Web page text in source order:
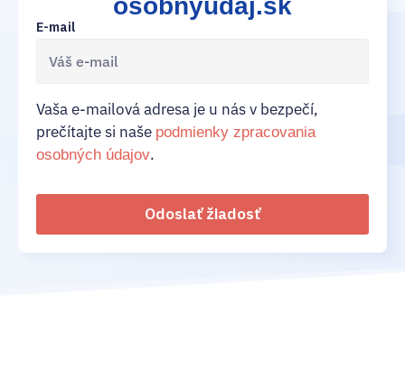
osobnyudaj.sk
E-mail
Vaša e-mailová adresa je u nás v bezpečí,
prečítajte si naše podmienky zpracovania
osobných údajov.
Odoslať žiadosť